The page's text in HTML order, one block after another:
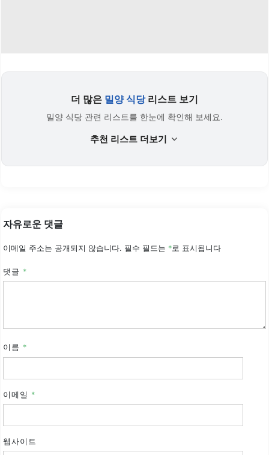
더 많은 밀양 식당리스트 보기
밀양 식당 관련 리스트를 한눈에 확인해 보세요.
추천 리스트 더보기
자유로운 댓글
이메일 주소는 공개되지 않습니다. 필수 필드는 *로 표시됩니다
댓글 *
이름 *
이메일 *
웹사이트